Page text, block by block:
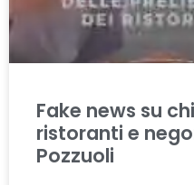
Fake news su
ristoranti e
Pozzuoli